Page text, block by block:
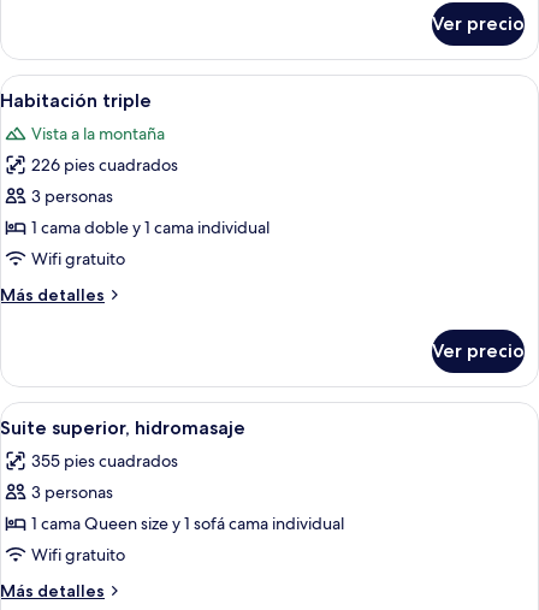
matrimonial
o
2
individuales
con
cama
o
2
individuales
Ver precio
Abrir
todas
las
fotos
de
Habitación
triple
Habitación de hotel con dos camas
5
Habitación triple
Vista a la montaña
226 pies cuadrados
3 personas
1 cama doble y 1 cama individual
Wifi gratuito
Más detalles
Más
triple
Ver precio
Abrir
todas
las
fotos
de
Suite
superior,
Escritorio, insonorización y tabla de
9
Suite superior, hidromasaje
355 pies cuadrados
3 personas
1 cama Queen size y 1 sofá cama individual
Wifi gratuito
Más detalles
Más